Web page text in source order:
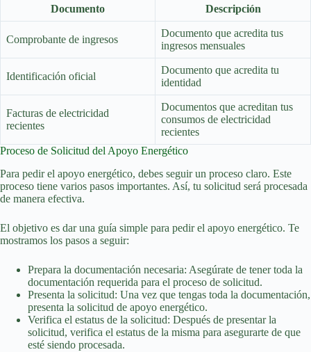
Documento Descripción
Comprobante de ingresos
Documento que acredita tus
ingresos mensuales
Identificación oficial
Documento que acredita tu
identidad
Facturas de electricidad
recientes
Documentos que acreditan tus
consumos de electricidad
recientes
Proceso de Solicitud del Apoyo Energético
Para pedir el apoyo energético, debes seguir un proceso claro. Este
proceso tiene varios pasos importantes. Así, tu solicitud será procesada
de manera efectiva.
El objetivo es dar una guía simple para pedir el apoyo energético. Te
mostramos los pasos a seguir:
Prepara la documentación necesaria: Asegúrate de tener toda la
documentación requerida para el proceso de solicitud.
Presenta la solicitud: Una vez que tengas toda la documentación,
presenta la solicitud de apoyo energético.
Verifica el estatus de la solicitud: Después de presentar la
solicitud, verifica el estatus de la misma para asegurarte de que
esté siendo procesada.